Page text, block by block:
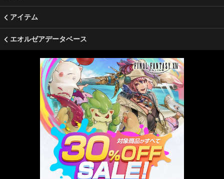
アイテム
エオルゼアデータベース